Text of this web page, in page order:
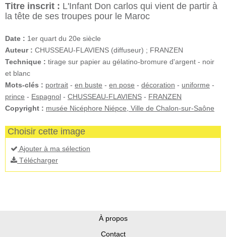
Titre inscrit : L'Infant Don carlos qui vient de partir à
la tête de ses troupes pour le Maroc
Date : 1er quart du 20e siècle
Auteur : CHUSSEAU-FLAVIENS (diffuseur) ; FRANZEN
Technique : tirage sur papier au gélatino-bromure d'argent - noir
et blanc
Mots-clés : portrait - en buste - en pose - décoration - uniforme -
prince - Espagnol - CHUSSEAU-FLAVIENS - FRANZEN
Copyright : musée Nicéphore Niépce, Ville de Chalon-sur-Saône
Choisir cette image
Ajouter à ma sélection
Télécharger
À propos
Contact